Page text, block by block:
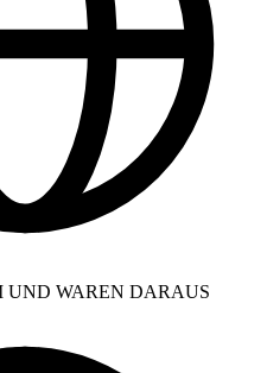
WAREN DARAUS